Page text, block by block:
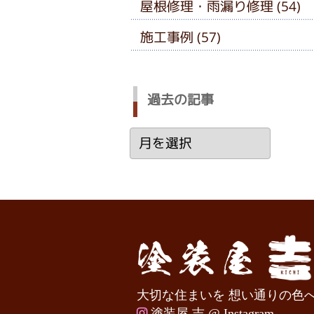
屋根修理・雨漏り修理 (54)
施工事例 (57)
過去の記事
過
去
記
大切な住まいを 想い通りの色